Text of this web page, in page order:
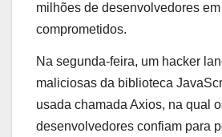
milhões de desenvolvedores
comprometidos.
Na segunda-feira, um hacker
maliciosas da biblioteca
usada chamada Axios, na qual
desenvolvedores confiam para